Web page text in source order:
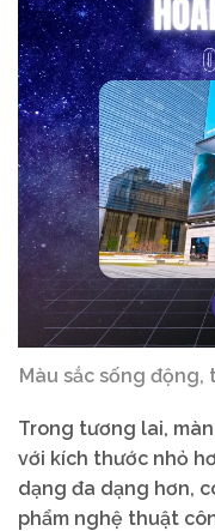
Màu sắc sống
Trong tương lai,
với kích thước nhỏ
dạng đa dạng hơn,
phẩm nghệ thuật